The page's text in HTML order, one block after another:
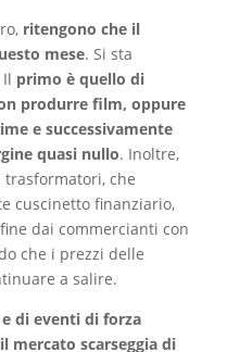
ritengono che il
mese. Si sta
primo è quello di
produrre film, oppure
e successivamente
quasi nullo. Inoltre,
che
cuscinetto finanziario,
dai commercianti con
che i prezzi delle
a salire.
di eventi di forza
mercato scarseggia di